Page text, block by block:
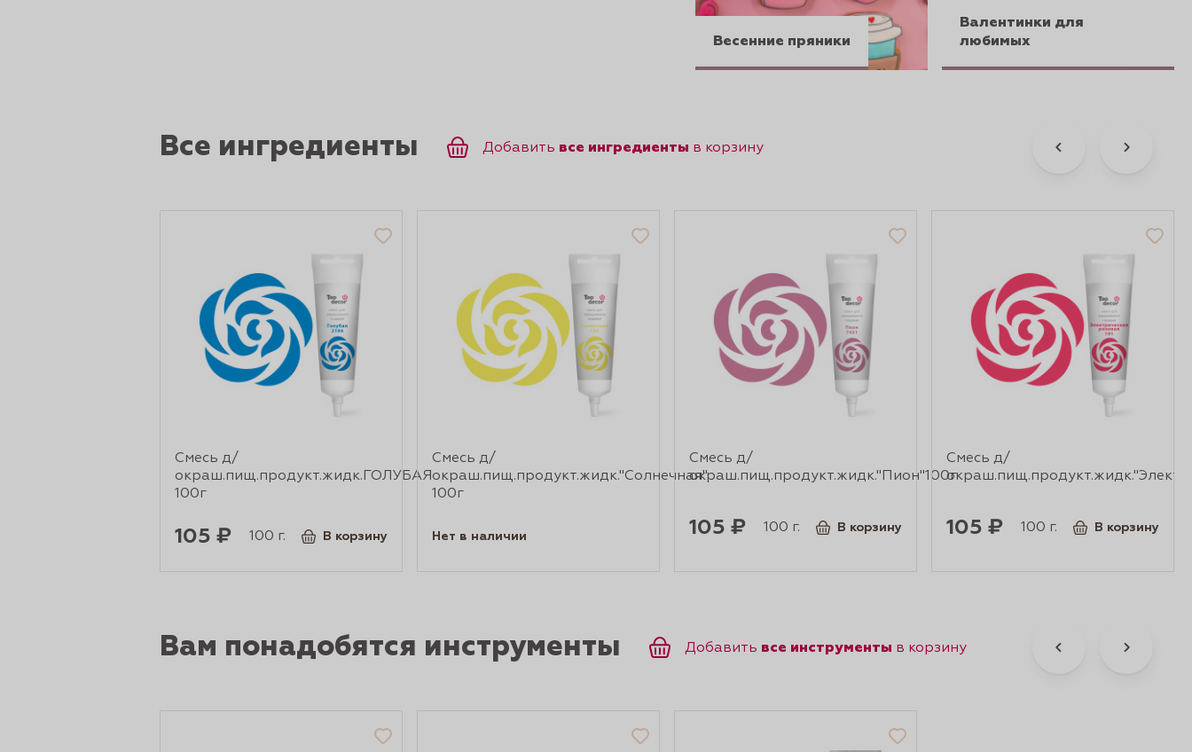
Весенние пряники
Валентинки для
любимых
Все ингредиенты Добавить все ингредиенты в корзину
Смесь д/
окраш.пищ.продукт.жидк.ГОЛУБАЯ
100г
105 ₽ 100 г. В корзину
Смесь д/
окраш.пищ.продукт.жидк."Солнечная"
100г
Нет в наличии
Смесь д/
окраш.пищ.продукт.жидк."Пион"100г
105 ₽ 100 г. В корзину
Смесь д/
105 ₽ 100 г. В корзину
Вам понадобятся инструменты Добавить все инструменты в корзину